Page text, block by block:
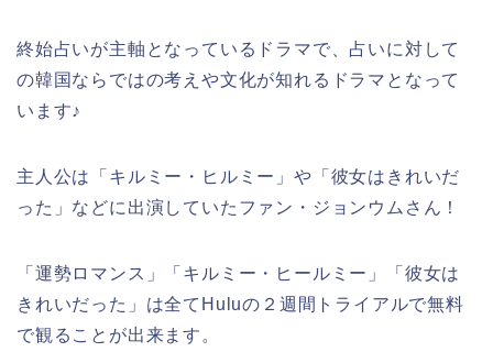
終始占いが主軸となっているドラマで、占いに対して
の韓国ならではの考えや文化が知れるドラマとなって
います♪
主人公は「キルミー・ヒルミー」や「彼女はきれいだ
った」などに出演していたファン・ジョンウムさん！
「運勢ロマンス」「キルミー・ヒールミー」「彼女は
きれいだった」は全てHuluの２週間トライアルで無料
で観ることが出来ます。